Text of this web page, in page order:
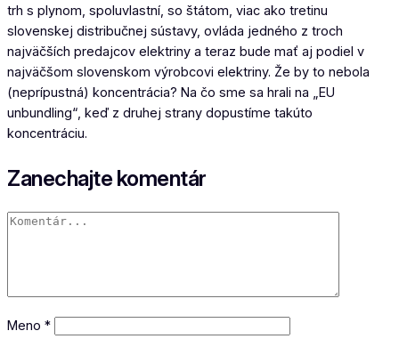
trh s plynom, spoluvlastní, so štátom, viac ako tretinu
slovenskej distribučnej sústavy, ovláda jedného z troch
najväčších predajcov elektriny a teraz bude mať aj podiel v
najväčšom slovenskom výrobcovi elektriny. Že by to nebola
(neprípustná) koncentrácia? Na čo sme sa hrali na „EU
unbundling“, keď z druhej strany dopustíme takúto
koncentráciu.
Zanechajte komentár
Meno *